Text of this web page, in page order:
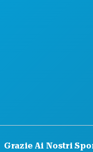
Grazie Ai Nostri